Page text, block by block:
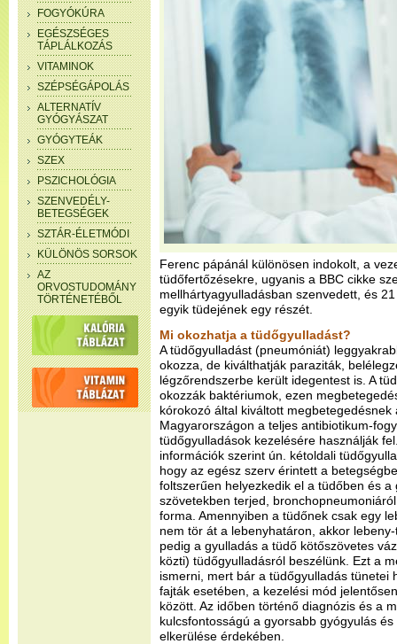
FOGYÓKÚRA
EGÉSZSÉGES
TÁPLÁLKOZÁS
VITAMINOK
SZÉPSÉGÁPOLÁS
ALTERNATÍV
GYÓGYÁSZAT
GYÓGYTEÁK
SZEX
PSZICHOLÓGIA
SZENVEDÉLY-
BETEGSÉGEK
SZTÁR-ÉLETMÓDI
KÜLÖNÖS SORSOK
AZ
ORVOSTUDOMÁNY
TÖRTÉNETÉBŐL
Ferenc pápánál különösen indokolt, a
tüdőfertőzésekre, ugyanis a BBC cikke
mellhártyagyulladásban szenvedett, és
egyik tüdejének egy részét.
Mi okozhatja a tüdőgyulladást?
A tüdőgyulladást (pneumóniát)
okozza, de kiválthatják paraziták,
légzőrendszerbe került idegentest is. A
okozzák baktériumok, ezen
kórokozó által kiváltott
Magyarországon a teljes antibiotikum-
tüdőgyulladások kezelésére használják
információk szerint ún. kétoldali
hogy az egész szerv érintett a
foltszerűen helyezkedik el a tüdőben és
szövetekben terjed,
forma. Amennyiben a tüdőnek csak egy
nem tör át a lebenyhatáron, akkor
pedig a gyulladás a tüdő kötőszövetes
közti) tüdőgyulladásról beszélünk. Ezt a
ismerni, mert bár a tüdőgyulladás tünetei
fajták esetében, a kezelési mód
között. Az időben történő diagnózis és a
kulcsfontosságú a gyorsabb gyógyulás
elkerülése érdekében.